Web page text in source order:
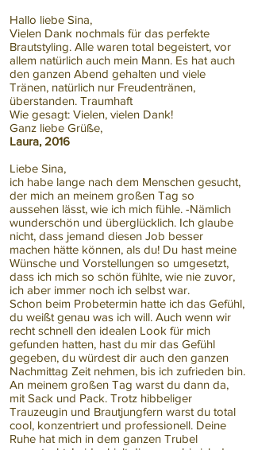
Hallo liebe Sina,
Vielen Dank nochmals für das perfekte
Brautstyling. Alle waren total begeistert, vor
allem natürlich auch mein Mann. Es hat auch
den ganzen Abend gehalten und viele
Tränen, natürlich nur Freudentränen,
überstanden. Traumhaft
Wie gesagt: Vielen, vielen Dank!
Ganz liebe Grüße,
Laura, 2016
Liebe Sina,
ich habe lange nach dem Menschen gesucht,
der mich an meinem großen Tag so
aussehen lässt, wie ich mich fühle. -Nämlich
wunderschön und überglücklich. Ich glaube
nicht, dass jemand diesen Job besser
machen hätte können, als du! Du hast meine
Wünsche und Vorstellungen so umgesetzt,
dass ich mich so schön fühlte, wie nie zuvor,
ich aber immer noch ich selbst war.
Schon beim Probetermin hatte ich das Gefühl,
du weißt genau was ich will. Auch wenn wir
recht schnell den idealen Look für mich
gefunden hatten, hast du mir das Gefühl
gegeben, du würdest dir auch den ganzen
Nachmittag Zeit nehmen, bis ich zufrieden bin.
An meinem großen Tag warst du dann da,
mit Sack und Pack. Trotz hibbeliger
Trauzeugin und Brautjungfern warst du total
cool, konzentriert und professionell. Deine
Ruhe hat mich in dem ganzen Trubel